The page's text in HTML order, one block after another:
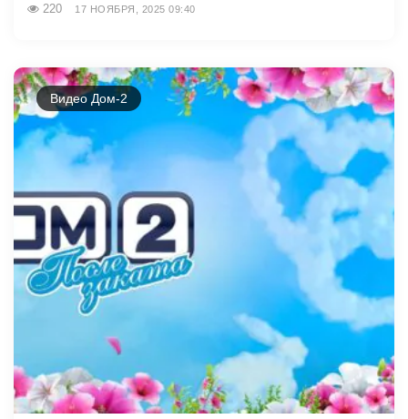
220 17 НОЯБРЯ, 2025 09:40
Видео Дом-2